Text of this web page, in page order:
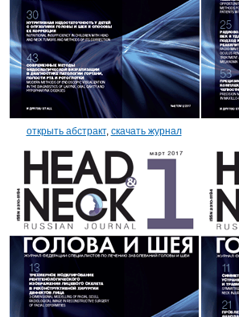
открыть абстракт, скачать журнал